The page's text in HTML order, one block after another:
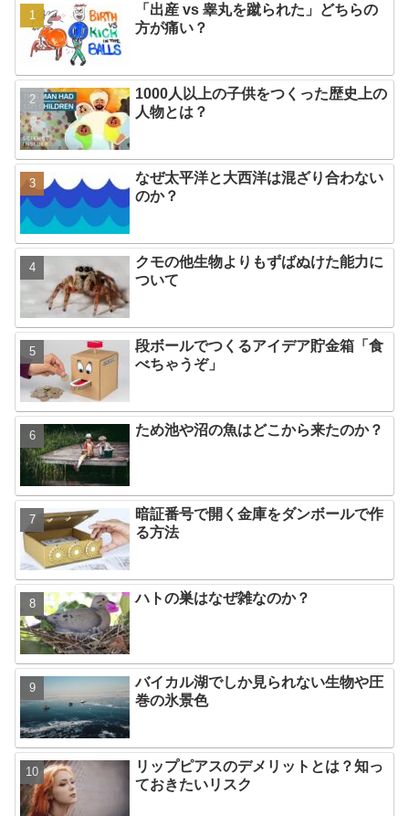
「出産 vs 睾丸を蹴られた」どちらの
方が痛い？
1000人以上の子供をつくった歴史上の
人物とは？
なぜ太平洋と大西洋は混ざり合わない
のか？
クモの他生物よりもずばぬけた能力に
ついて
段ボールでつくるアイデア貯金箱「食
べちゃうぞ」
ため池や沼の魚はどこから来たのか？
暗証番号で開く金庫をダンボールで作
る方法
ハトの巣はなぜ雑なのか？
バイカル湖でしか見られない生物や圧
巻の氷景色
リップピアスのデメリットとは？知っ
ておきたいリスク